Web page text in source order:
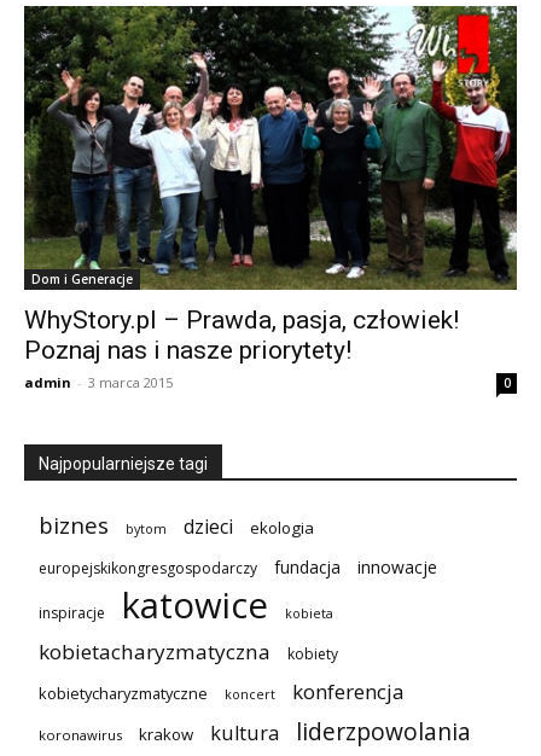
Dom i Generacje
WhyStory.pl – Prawda, pasja, człowiek!
Poznaj nas i nasze priorytety!
admin - 3 marca 2015 0
Najpopularniejsze tagi
biznes bytom dzieci ekologia
europejskikongresgospodarczy fundacja innowacje
inspiracje katowice kobieta
kobietacharyzmatyczna kobiety
kobietycharyzmatyczne koncert konferencja
koronawirus krakow kultura liderzpowolania